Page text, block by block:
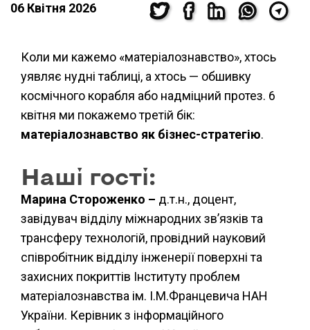
06 Квітня 2026
Коли ми кажемо «матеріалознавство», хтось
уявляє нудні таблиці, а хтось — обшивку
космічного корабля або надміцний протез. 6
квітня ми покажемо третій бік:
матеріалознавство як бізнес-стратегію.
Наші гості:
Марина Стороженко – д.т.н., доцент,
завідувач відділу міжнародних зв’язків та
трансферу технологій, провідний науковий
співробітник відділу інженерії поверхні та
захисних покриттів Інституту проблем
матеріалознавства ім. І.М.Францевича НАН
України. Керівник з інформаційного